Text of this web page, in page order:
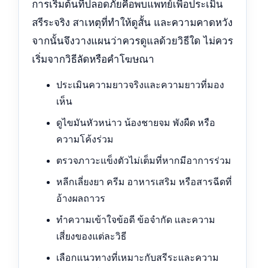
การเริ่มต้นที่ปลอดภัยคือพบแพทย์เพื่อประเมิน
สรีระจริง สาเหตุที่ทำให้ดูสั้น และความคาดหวัง
จากนั้นจึงวางแผนว่าควรดูแลด้วยวิธีใด ไม่ควร
เริ่มจากวิธีลัดหรือคำโฆษณา
ประเมินความยาวจริงและความยาวที่มอง
เห็น
ดูไขมันหัวหน่าว น้องชายจม พังผืด หรือ
ความโค้งร่วม
ตรวจภาวะแข็งตัวไม่เต็มที่หากมีอาการร่วม
หลีกเลี่ยงยา ครีม อาหารเสริม หรือสารฉีดที่
อ้างผลถาวร
ทำความเข้าใจข้อดี ข้อจำกัด และความ
เสี่ยงของแต่ละวิธี
เลือกแนวทางที่เหมาะกับสรีระและความ